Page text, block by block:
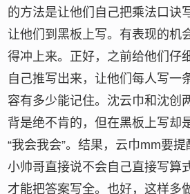
的方法是让他们自己把乘法口诀
让他们到黑板上写。有表现的机
得冲上来。正好，之前给他们仔
自己推写出来，让他们每人写一
容有多少能记住。沈云巾和沈创
背是绝不肯的，但在黑板上写却
“我会我会”。结果，云巾mm要
小帅哥直接说不会自己直接写算
才能把答案写全。也好，这样多